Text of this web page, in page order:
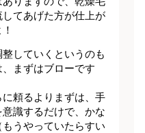
てあげた方が仕上が
していくというのも
まずはブローです
に頼るよりまずは、手
識するだけで、かな
うやっていたらすい